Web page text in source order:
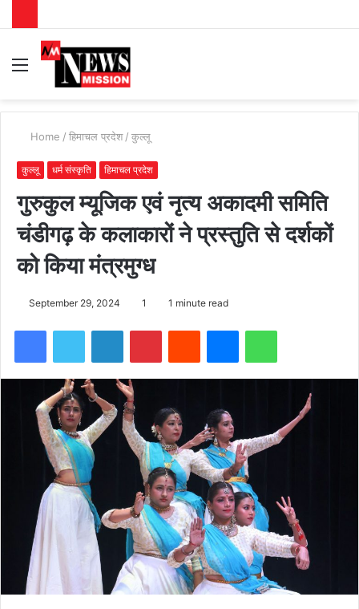
Menu
Home / हिमाचल प्रदेश / कुल्लू
कुल्लू धर्म संस्कृति हिमाचल प्रदेश
गुरुकुल म्यूजिक एवं नृत्य अकादमी समिति
चंडीगढ़ के कलाकारों ने प्रस्तुति से दर्शकों
को किया मंत्रमुग्ध
September 29, 2024 1 1 minute read